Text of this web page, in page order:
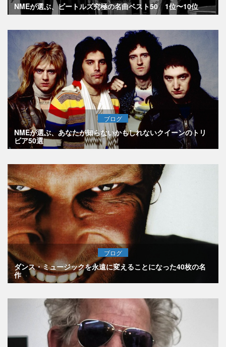
NMEが選ぶ、ビートルズ究極の名曲ベスト50 1位〜10位
ブログ
NMEが選ぶ、あなたが知らないかもしれないクイーンのトリ
ビア50選
ブログ
ダンス・ミュージックを永遠に変えることになった40枚の名
作